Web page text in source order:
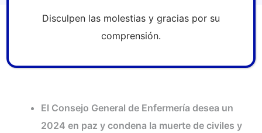
La Enfermería española, por un
El Consejo General de Enfermería desea un
2024 en paz y condena la muerte de civiles y
Disculpen las molestias y gracias por su
comprensión.